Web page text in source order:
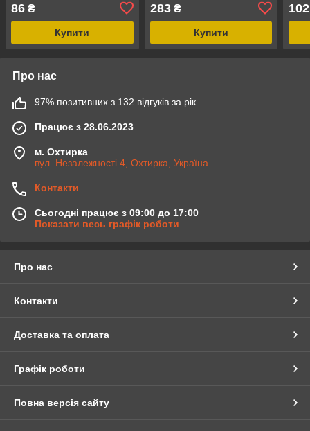
86 ₴
Купити
283₴
Купити
102
Про нас
97% позитивних з 132 відгуків за рік
Працює з 28.06.2023
м. Охтирка
вул. Незалежності 4, Охтирка, Україна
Контакти
Сьогодні працює з 09:00 до 17:00
Показати весь графік роботи
Про нас
Контакти
Доставка та оплата
Графік роботи
Повна версія сайту